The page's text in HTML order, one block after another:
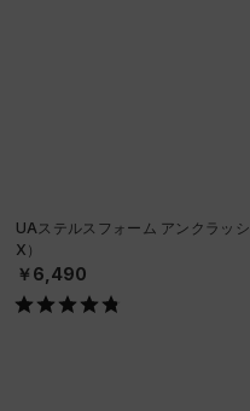
UAステルスフォーム アンクラッ
X）
￥6,490